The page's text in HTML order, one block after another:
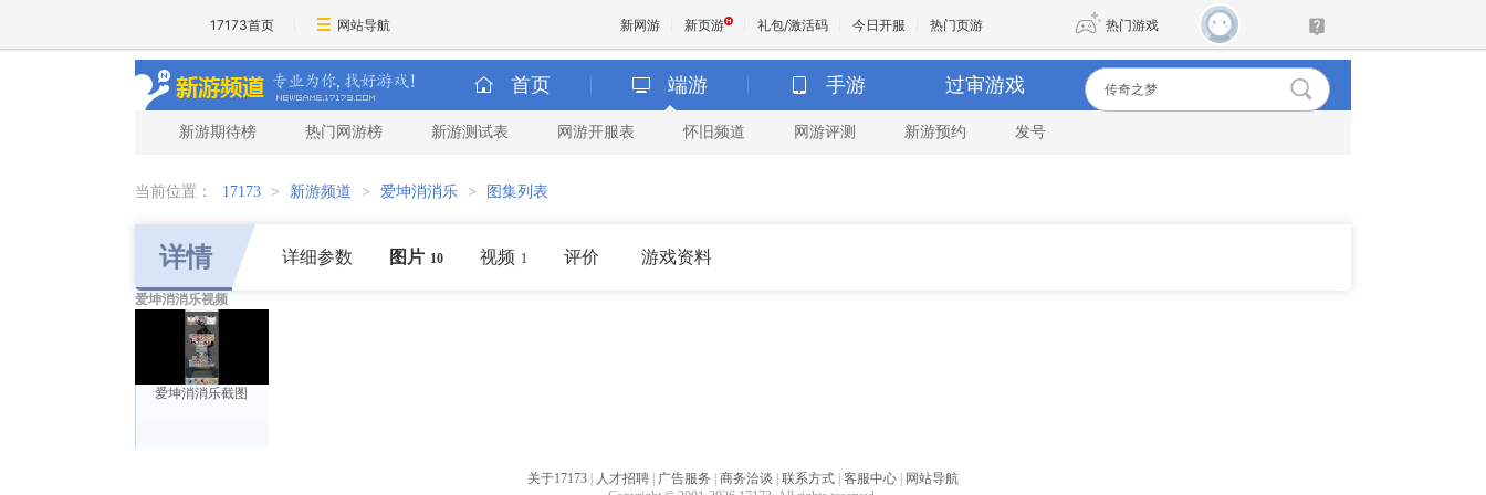
17173首页 网站导航 新网游 新页游 礼包/激活码 今日开服 热门页游 热门游戏
魔兽 DNF
首页 端游 手游 过审游戏
新游期待榜 热门网游榜 新游测试表 网游开服表 怀旧频道 网游评测 新游预约 发号
当前位置： 17173 > 新游频道 > 爱坤消消乐 > 图集列表
详情 详细参数 图片 10 视频 1 评价 游戏资料
爱坤消消乐视频
爱坤消消乐截图
关于17173 人才招聘 广告服务 商务洽谈 联系方式 客服中心
网站导航